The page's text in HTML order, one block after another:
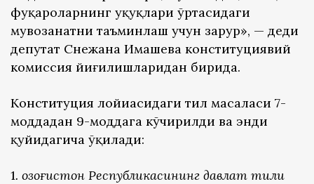
фуқароларнинг ҳуқуқлари ўртасидаги
мувозанатни таъминлаш учун зарур», — деди
депутат Снежана Имашева конституциявий
комиссия йиғилишларидан бирида.
Конституция лойиҳасидаги тил масаласи 7-
моддадан 9-моддага кўчирилди ва энди
қуйидагича ўқилади:
1. Қозоғистон Республикасининг давлат тили